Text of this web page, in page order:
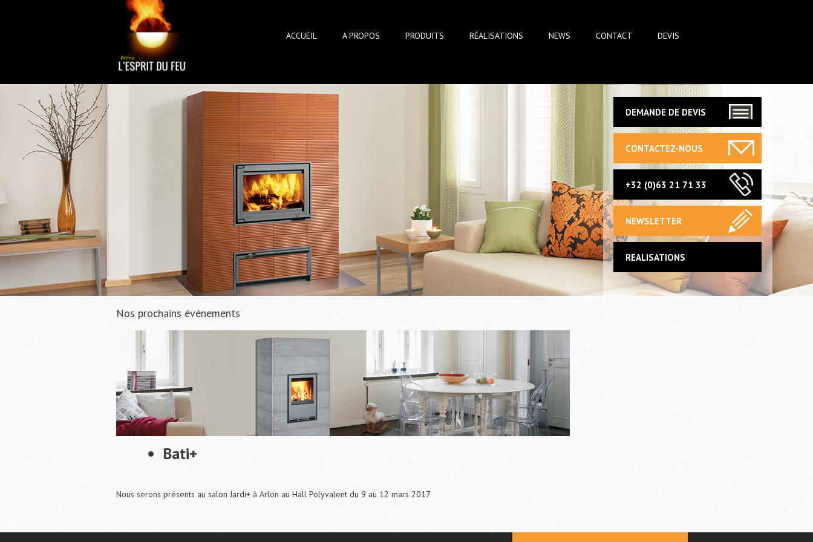
ACCUEIL A PROPOS PRODUITS RÉALISATIONS NEWS CONTACT DEVIS
DEMANDE DE DEVIS
CONTACTEZ-NOUS
+32 (0)63 21 71 33
NEWSLETTER
REALISATIONS
Nos prochains évènements
Bati+
Nous serons présents au salon Jardi+ à Arlon au Hall Polyvalent du 9 au 12 mars 2017